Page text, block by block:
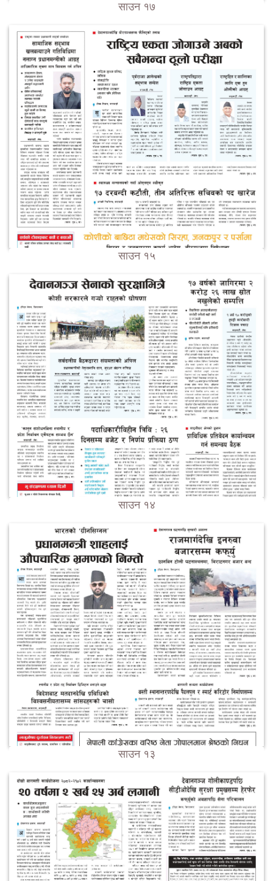
साउन १७
साउन १५
साउन १४
साउन १३